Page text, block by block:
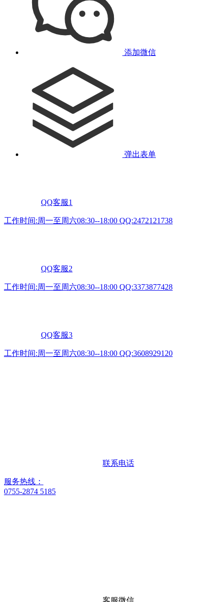
添加微信
弹出表单
QQ客服1
工作时间:周一至周六08:30--18:00 QQ:2472121738
QQ客服2
工作时间:周一至周六08:30--18:00 QQ:3373877428
QQ客服3
工作时间:周一至周六08:30--18:00 QQ:3608929120
联系电话
服务热线：
0755-2874 5185
客服微信